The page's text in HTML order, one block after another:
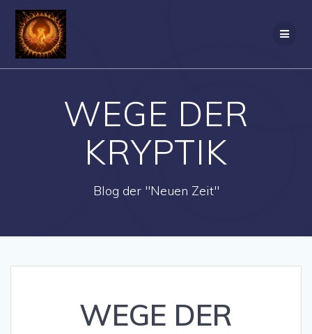
WEGE DER
KRYPTIK
Blog der "Neuen Zeit"
WEGE DER